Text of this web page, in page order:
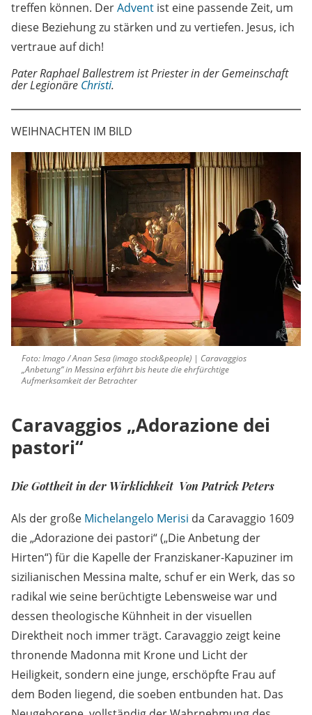
treffen können. DerAdvent ist eine passende Zeit, um
diese Beziehung zu stärken und zu vertiefen. Jesus, ich
vertraue auf dich!
Pater Raphael Ballestrem ist Priester in der Gemeinschaft
der Legionäre Christi.
WEIHNACHTEN IM BILD
Foto: Imago / Anan Sesa (imago stock&people) | Caravaggios
„Anbetung“ in Messina erfährt bis heute die ehrfürchtige
Aufmerksamkeit der Betrachter
Caravaggios „Adorazione dei
pastori“
Die Gottheit in der Wirklichkeit Von Patrick Peters
Als der große Michelangelo Merisi da Caravaggio 1609
die „Adorazione dei pastori“ („Die Anbetung der
Hirten“) für die Kapelle der Franziskaner-Kapuziner im
sizilianischen Messina malte, schuf er ein Werk, das so
radikal wie seine berüchtigte Lebensweise war und
dessen theologische Kühnheit in der visuellen
Direktheit noch immer trägt. Caravaggio zeigt keine
thronende Madonna mit Krone und Licht der
Heiligkeit, sondern eine junge, erschöpfte Frau auf
dem Boden liegend, die soeben entbunden hat. Das